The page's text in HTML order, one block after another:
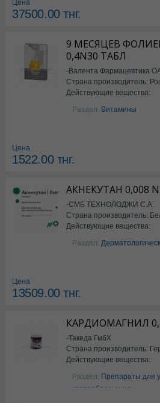
Цена
37500.00тнг.
9 МЕСЯЦЕВ
0,4N30 ТАБЛ
-Валента Фармацевтика
Страна производитель:
Действующие вещества:
фолиевая кислота
Раздел: Витамины
Цена
1522.00тнг.
АКНЕКУТАН 0,008
-СМБ ТЕХНОЛОДЖИ С.А.
Страна производитель:
Действующие вещества:
Изотретиноин
Раздел:
Цена
13509.00тнг.
КАРДИОМАГНИЛ
-Такеда ГмбХ
Страна производитель:
Действующие вещества:
Раздел: Препараты для
кровообращения